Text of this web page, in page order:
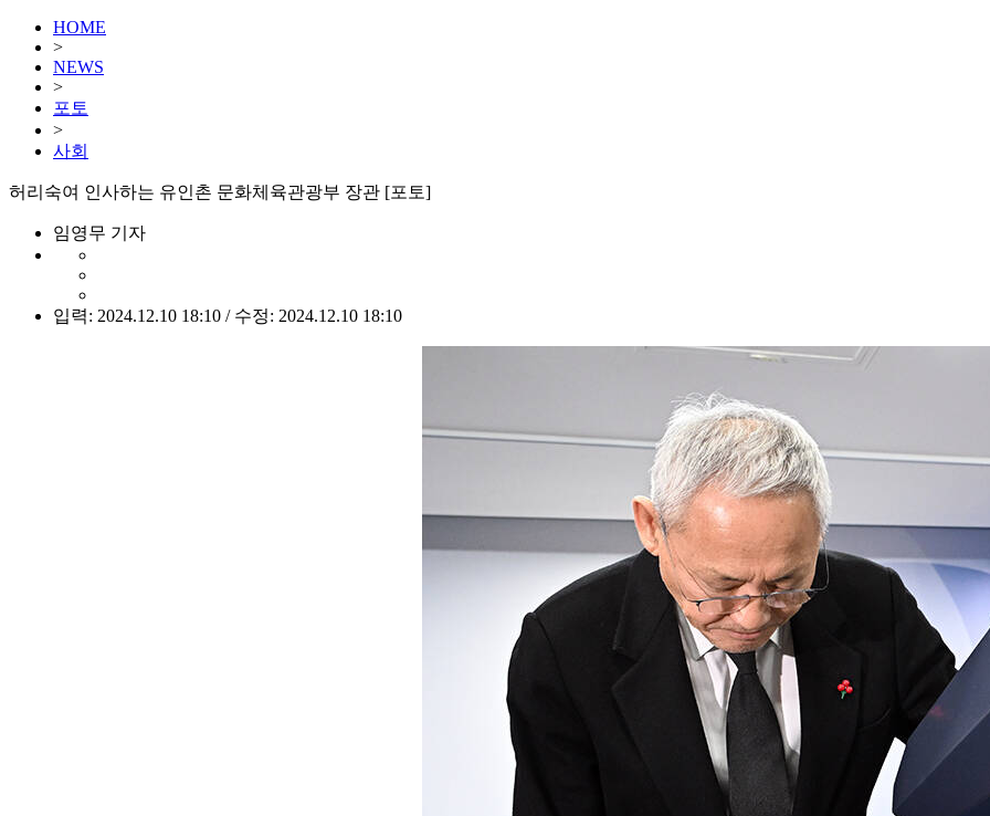
HOME
>
NEWS
>
포토
>
사회
허리숙여 인사하는 유인촌 문화체육관광부 장관 [포토]
임영무 기자
입력: 2024.12.10 18:10 / 수정: 2024.12.10 18:10